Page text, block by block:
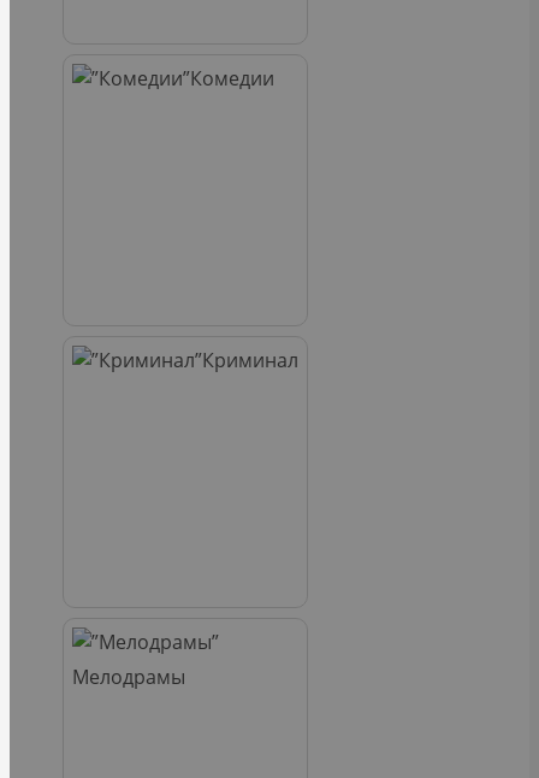
Комедии
Криминал
Мелодрамы